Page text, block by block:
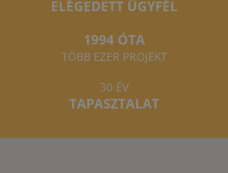
ELÉGEDETT ÜGYFÉL
1994 ÓTA
TÖBB EZER PROJEKT
30 ÉV
TAPASZTALAT